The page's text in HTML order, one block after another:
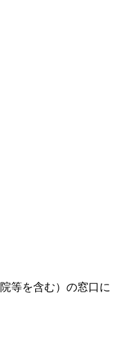
等を含む）の窓口に